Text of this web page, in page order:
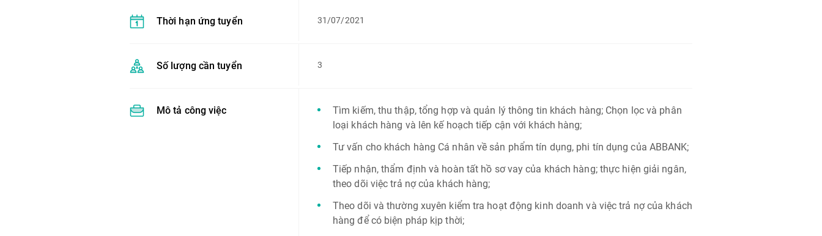
Thời hạn ứng tuyển 31/07/2021
Số lượng cần tuyển 3
Mô tả công việc
Tìm kiếm, thu thập, tổng hợp và quản lý thông tin khách hàng; Chọn lọc và phân
loại khách hàng và lên kế hoạch tiếp cận với khách hàng;
Tư vấn cho khách hàng Cá nhân về sản phẩm tín dụng, phi tín dụng của ABBANK;
Tiếp nhận, thẩm định và hoàn tất hồ sơ vay của khách hàng; thực hiện giải ngân,
theo dõi việc trả nợ của khách hàng;
Theo dõi và thường xuyên kiểm tra hoạt động kinh doanh và việc trả nợ của khách
hàng để có biện pháp kịp thời;